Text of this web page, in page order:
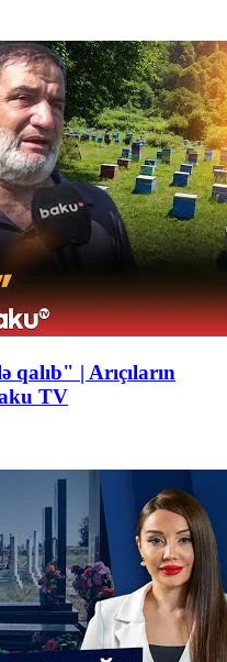
qalıb" | Arıçıların
TV